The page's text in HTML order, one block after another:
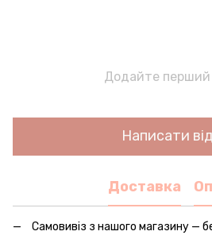
Додайте перший
Написати
Доставка
Самовивіз з нашого магазину —